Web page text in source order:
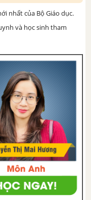
nhất của Bộ Giáo dục.
và học sinh tham